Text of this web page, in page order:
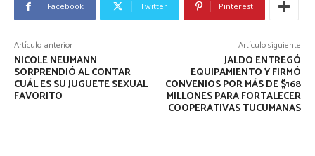
Facebook Twitter Pinterest
Artículo anterior
NICOLE NEUMANN
SORPRENDIÓ AL CONTAR
CUÁL ES SU JUGUETE SEXUAL
FAVORITO
Artículo siguiente
JALDO ENTREGÓ
EQUIPAMIENTO Y FIRMÓ
CONVENIOS POR MÁS DE $168
MILLONES PARA FORTALECER
COOPERATIVAS TUCUMANAS